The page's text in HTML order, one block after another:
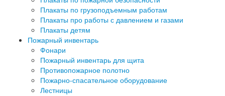
Плакаты по грузоподъемным работам
Плакаты про работы с давлением и газами
Плакаты детям
Пожарный инвентарь
Фонари
Пожарный инвентарь для щита
Противопожарное полотно
Пожарно-спасательное оборудование
Лестницы